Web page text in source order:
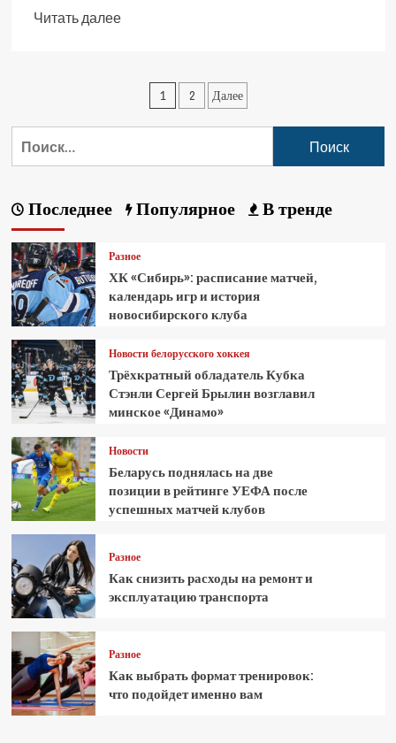
Читать далее
1 2 Далее
Последнее Популярное В тренде
Разное
ХК «Сибирь»: расписание матчей,
календарь игр и история
новосибирского клуба
Новости белорусского хоккея
Трёхкратный обладатель Кубка
Стэнли Сергей Брылин возглавил
минское «Динамо»
Новости
Беларусь поднялась на две
позиции в рейтинге УЕФА после
успешных матчей клубов
Разное
Как снизить расходы на ремонт и
эксплуатацию транспорта
Разное
Как выбрать формат тренировок:
что подойдет именно вам